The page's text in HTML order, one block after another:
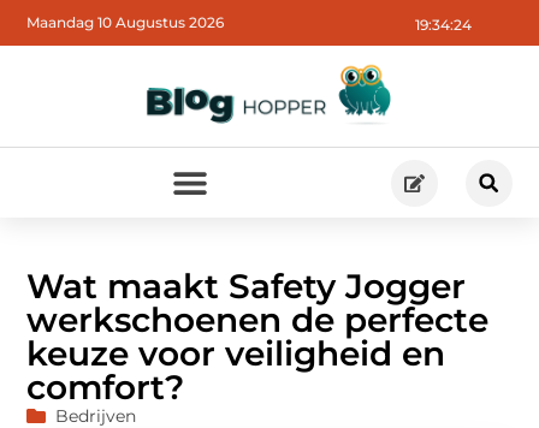
19:34:26
Maandag 10 Augustus 2026
Wat maakt Safety Jogger
werkschoenen de perfecte
keuze voor veiligheid en
comfort?
Bedrijven